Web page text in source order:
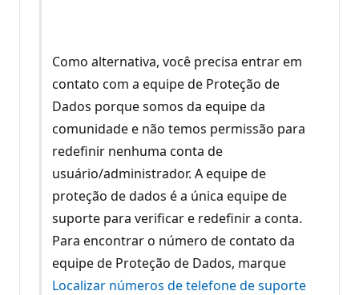
Como alternativa, você precisa entrar em
contato com a equipe de Proteção de
Dados porque somos da equipe da
comunidade e não temos permissão para
redefinir nenhuma conta de
usuário/administrador. A equipe de
proteção de dados é a única equipe de
suporte para verificar e redefinir a conta.
Para encontrar o número de contato da
equipe de Proteção de Dados, marque
Localizar números de telefone de suporte